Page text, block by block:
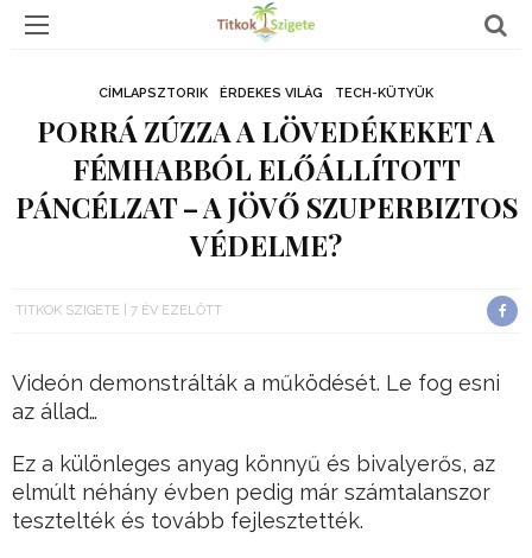
CÍMLAPSZTORIK ÉRDEKES VILÁG TECH-KÜTYÜK
PORRÁ ZÚZZA A LÖVEDÉKEKET A
FÉMHABBÓL ELŐÁLLÍTOTT
PÁNCÉLZAT – A JÖVŐ SZUPERBIZTOS
VÉDELME?
TITKOK SZIGETE 7 ÉV EZELŐTT
Videón demonstrálták a működését. Le fog esni
az állad…
Ez a különleges anyag könnyű és bivalyerős, az
elmúlt néhány évben pedig már számtalanszor
tesztelték és tovább fejlesztették.